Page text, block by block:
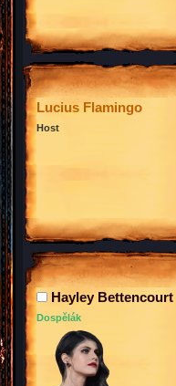
Lucius Flamingo
Host
Hayley Bettencourt
Dospělák